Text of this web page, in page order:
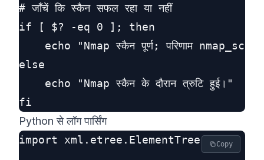
# जाँचें कि स्कैन सफल रहा या नहीं
if [ $? -eq 0 ]; then
echo "Nmap स्कैन पूर्ण; परिणाम
else
    echo "Nmap स्कैन के दौरान त्रुटि हुई।"
Python से लॉग पार्सिंग
import xml.etree.ElementTree as ET
Copy